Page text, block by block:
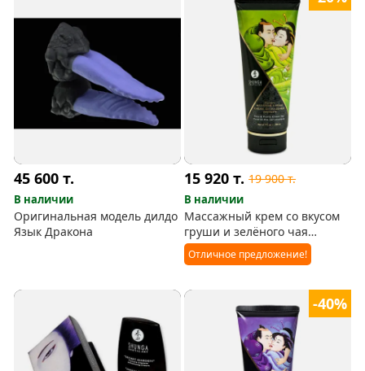
45 600т.
В наличии
Оригинальная модель дилдо
Язык Дракона
15 920т. 19 900т.
В наличии
Массажный крем со вкусом
груши и зелёного чая
(Shunga)
Отличное предложение!
-40%